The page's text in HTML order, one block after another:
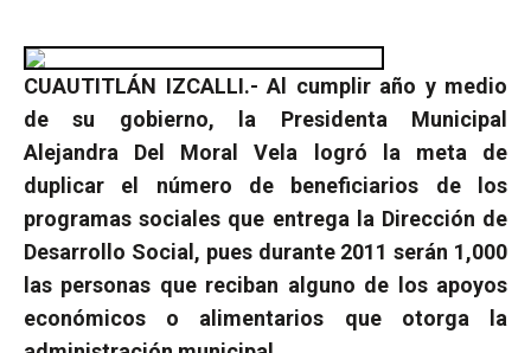
CUAUTITLÁN IZCALLI.- Al cumplir año y medio
de su gobierno, la Presidenta Municipal
Alejandra Del Moral Vela logró la meta de
duplicar el número de beneficiarios de los
programas sociales que entrega la Dirección de
Desarrollo Social, pues durante 2011 serán 1,000
las personas que reciban alguno de los apoyos
económicos o alimentarios que otorga la